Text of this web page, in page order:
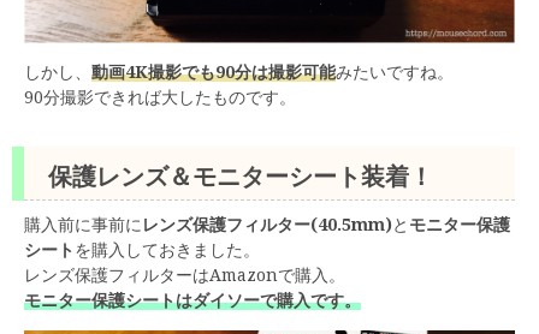
しかし、 動画4K撮影でも90分は撮影可能みたいですね。
90分撮影できれば大したものです。
保護レンズ＆モニターシート装着！
購入前に事前に レンズ保護フィルター(40.5mm)と モニター保護
シート を購入しておきました。
レンズ保護フィルターはAmazonで購入。
モニター保護シートはダイソーで購入です。